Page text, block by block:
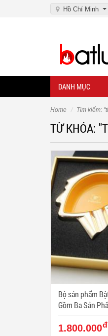
Hồ Chí Minh
DANH MỤC
Home Tìm kiếm:
TỪ KHÓA:
Bộ sản phẩm
Gồm Ba Sản Phẩm
PKXG326
1.800.000đ